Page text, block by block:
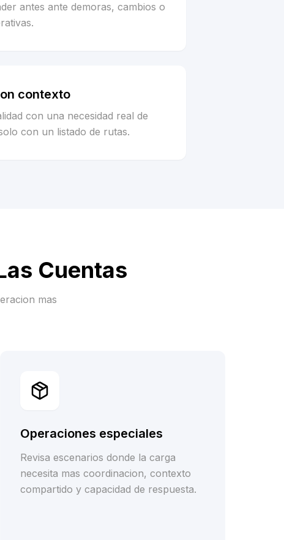
antes ante demoras, cambios o
contexto
con una necesidad real de
con un listado de rutas.
Cuentas
mas
Operaciones especiales
Revisa escenarios donde la carga
necesita mas coordinacion, contexto
compartido y capacidad de respuesta.